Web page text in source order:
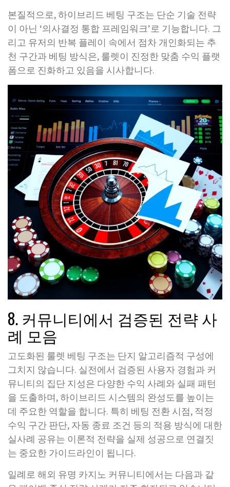
본질적으로, 하이브리드 베팅 구조는 단순 기술 전략
이 아닌 ‘의사결정 통합 프레임워크’로 기능합니다. 그
리고 유저의 반복 플레이 속에서 점차 개인화되는 추
천 구간과 베팅 방식은, 룰렛이 진정한 맞춤 수익 플랫
폼으로 진화하고 있음을 시사합니다.
8. 커뮤니티에서 검증된 전략 사
례 모음
고도화된 룰렛 베팅 구조는 단지 알고리즘적 구성에
그치지 않습니다. 실전에서 검증된 사용자 경험과 커
뮤니티의 집단 지성은 다양한 수익 사례와 실패 패턴
을 도출하며, 하이브리드 시스템의 완성도를 높이는
데 주요한 역할을 합니다. 특히 베팅 전환 시점, 적정
수익 구간 판단, 자동 종료 조건 등의 적용 방식에 대한
실사례 공유는 이론적 전략을 실제 성공으로 연결짓
는 중요한 가이드라인이 됩니다.
일례로 해외 유명 카지노 커뮤니티에서는 다음과 같